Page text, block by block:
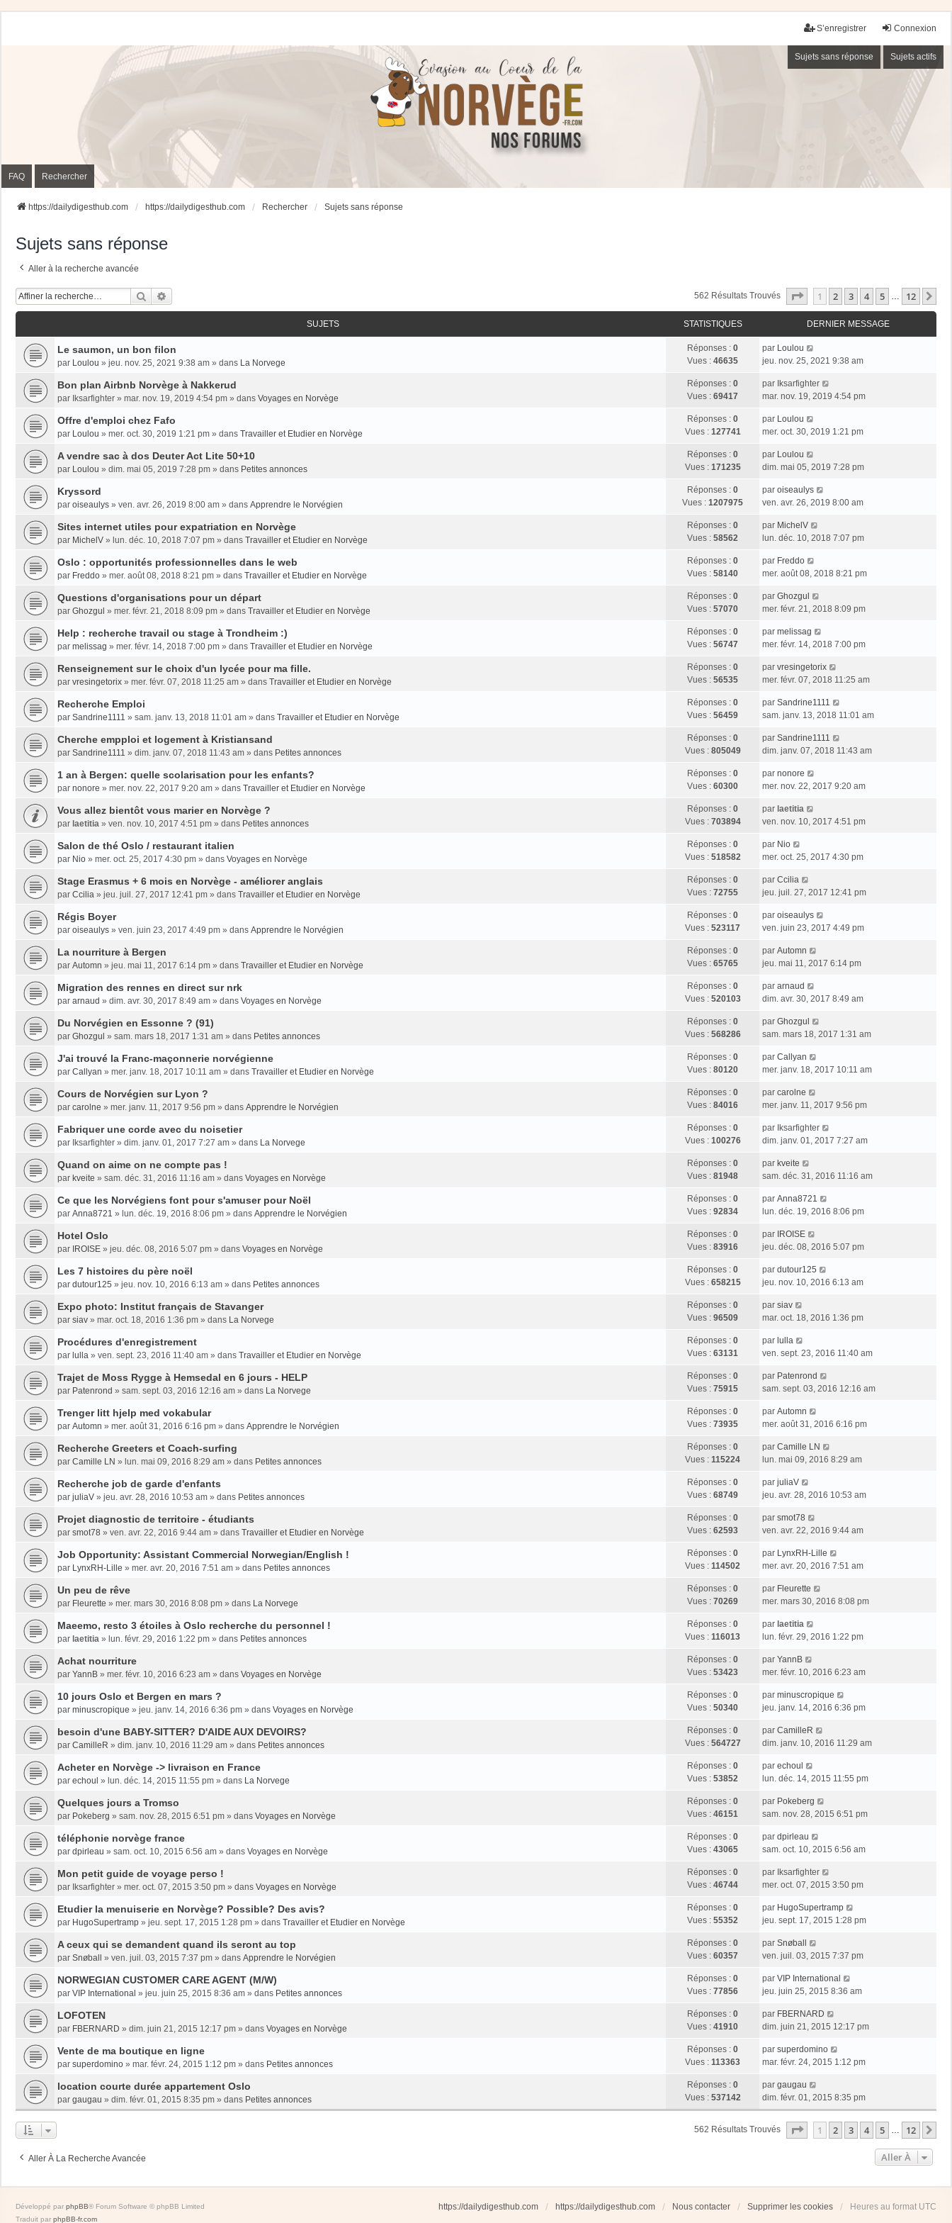
Connexion
S’enregistrer
Sujets sans réponse Sujets actifs
FAQ Rechercher
https://dailydigesthub.com https://dailydigesthub.com Rechercher Sujets sans réponse
Sujets sans réponse
Aller à la recherche avancée
Rechercher 562 Résultats Trouvés Page Sur12
1 2 3 4 5 … 12
SUJETS STATISTIQUES DERNIER MESSAGE
Le saumon, un bon filon
par Loulou » jeu. nov. 25, 2021 9:38 am » dans La Norvege
Réponses : 0
Vues : 46635
par Loulou
jeu. nov. 25, 2021 9:38 am
Bon plan Airbnb Norvège à Nakkerud
par Iksarfighter » mar. nov. 19, 2019 4:54 pm » dans Voyages en Norvège
Réponses : 0
Vues : 69417
par Iksarfighter
mar. nov. 19, 2019 4:54 pm
Offre d'emploi chez Fafo
par Loulou » mer. oct. 30, 2019 1:21 pm » dans Travailler et Etudier en Norvège
Réponses : 0
Vues : 127741
par Loulou
mer. oct. 30, 2019 1:21 pm
A vendre sac à dos Deuter Act Lite 50+10
par Loulou » dim. mai 05, 2019 7:28 pm » dans Petites annonces
Réponses : 0
Vues : 171235
par Loulou
dim. mai 05, 2019 7:28 pm
Kryssord
par oiseaulys » ven. avr. 26, 2019 8:00 am » dans Apprendre le Norvégien
Réponses : 0
Vues : 1207975
par oiseaulys
ven. avr. 26, 2019 8:00 am
Sites internet utiles pour expatriation en Norvège
par MichelV » lun. déc. 10, 2018 7:07 pm » dans Travailler et Etudier en Norvège
Réponses : 0
Vues : 58562
par MichelV
lun. déc. 10, 2018 7:07 pm
Oslo : opportunités professionnelles dans le web
par Freddo » mer. août 08, 2018 8:21 pm » dans Travailler et Etudier en Norvège
Réponses : 0
Vues : 58140
par Freddo
mer. août 08, 2018 8:21 pm
Questions d'organisations pour un départ
par Ghozgul » mer. févr. 21, 2018 8:09 pm » dans Travailler et Etudier en Norvège
Réponses : 0
Vues : 57070
par Ghozgul
mer. févr. 21, 2018 8:09 pm
Help : recherche travail ou stage à Trondheim :)
par melissag » mer. févr. 14, 2018 7:00 pm » dans Travailler et Etudier en Norvège
Réponses : 0
Vues : 56747
par melissag
mer. févr. 14, 2018 7:00 pm
Renseignement sur le choix d'un lycée pour ma fille.
par vresingetorix » mer. févr. 07, 2018 11:25 am » dans Travailler et Etudier en Norvège
Réponses : 0
Vues : 56535
par vresingetorix
mer. févr. 07, 2018 11:25 am
Recherche Emploi
par Sandrine1111 » sam. janv. 13, 2018 11:01 am » dans Travailler et Etudier en Norvège
Réponses : 0
Vues : 56459
par Sandrine1111
sam. janv. 13, 2018 11:01 am
Cherche empploi et logement à Kristiansand
par Sandrine1111 » dim. janv. 07, 2018 11:43 am » dans Petites annonces
Réponses : 0
Vues : 805049
par Sandrine1111
dim. janv. 07, 2018 11:43 am
1 an à Bergen: quelle scolarisation pour les enfants?
par nonore » mer. nov. 22, 2017 9:20 am » dans Travailler et Etudier en Norvège
Réponses : 0
Vues : 60300
par nonore
mer. nov. 22, 2017 9:20 am
Vous allez bientôt vous marier en Norvège ?
par laetitia » ven. nov. 10, 2017 4:51 pm » dans Petites annonces
Réponses : 0
Vues : 703894
par laetitia
ven. nov. 10, 2017 4:51 pm
Salon de thé Oslo / restaurant italien
par Nio » mer. oct. 25, 2017 4:30 pm » dans Voyages en Norvège
Réponses : 0
Vues : 518582
par Nio
mer. oct. 25, 2017 4:30 pm
Stage Erasmus + 6 mois en Norvège - améliorer anglais
par Ccilia » jeu. juil. 27, 2017 12:41 pm » dans Travailler et Etudier en Norvège
Réponses : 0
Vues : 72755
par Ccilia
jeu. juil. 27, 2017 12:41 pm
Régis Boyer
par oiseaulys » ven. juin 23, 2017 4:49 pm » dans Apprendre le Norvégien
Réponses : 0
Vues : 523117
par oiseaulys
ven. juin 23, 2017 4:49 pm
La nourriture à Bergen
par Automn » jeu. mai 11, 2017 6:14 pm » dans Travailler et Etudier en Norvège
Réponses : 0
Vues : 65765
par Automn
jeu. mai 11, 2017 6:14 pm
Migration des rennes en direct sur nrk
par arnaud » dim. avr. 30, 2017 8:49 am » dans Voyages en Norvège
Réponses : 0
Vues : 520103
par arnaud
dim. avr. 30, 2017 8:49 am
Du Norvégien en Essonne ? (91)
par Ghozgul » sam. mars 18, 2017 1:31 am » dans Petites annonces
Réponses : 0
Vues : 568286
par Ghozgul
sam. mars 18, 2017 1:31 am
J'ai trouvé la Franc-maçonnerie norvégienne
par Callyan » mer. janv. 18, 2017 10:11 am » dans Travailler et Etudier en Norvège
Réponses : 0
Vues : 80120
par Callyan
mer. janv. 18, 2017 10:11 am
Cours de Norvégien sur Lyon ?
par carolne » mer. janv. 11, 2017 9:56 pm » dans Apprendre le Norvégien
Réponses : 0
Vues : 84016
par carolne
mer. janv. 11, 2017 9:56 pm
Fabriquer une corde avec du noisetier
par Iksarfighter » dim. janv. 01, 2017 7:27 am » dans La Norvege
Réponses : 0
Vues : 100276
par Iksarfighter
dim. janv. 01, 2017 7:27 am
Quand on aime on ne compte pas !
par kveite » sam. déc. 31, 2016 11:16 am » dans Voyages en Norvège
Réponses : 0
Vues : 81948
par kveite
sam. déc. 31, 2016 11:16 am
Ce que les Norvégiens font pour s'amuser pour Noël
par Anna8721 » lun. déc. 19, 2016 8:06 pm » dans Apprendre le Norvégien
Réponses : 0
Vues : 92834
par Anna8721
lun. déc. 19, 2016 8:06 pm
Hotel Oslo
par IROISE » jeu. déc. 08, 2016 5:07 pm » dans Voyages en Norvège
Réponses : 0
Vues : 83916
par IROISE
jeu. déc. 08, 2016 5:07 pm
Les 7 histoires du père noël
par dutour125 » jeu. nov. 10, 2016 6:13 am » dans Petites annonces
Réponses : 0
Vues : 658215
par dutour125
jeu. nov. 10, 2016 6:13 am
Expo photo: Institut français de Stavanger
par siav » mar. oct. 18, 2016 1:36 pm » dans La Norvege
Réponses : 0
Vues : 96509
par siav
mar. oct. 18, 2016 1:36 pm
Procédures d'enregistrement
par lulla » ven. sept. 23, 2016 11:40 am » dans Travailler et Etudier en Norvège
Réponses : 0
Vues : 63131
par lulla
ven. sept. 23, 2016 11:40 am
Trajet de Moss Rygge à Hemsedal en 6 jours - HELP
par Patenrond » sam. sept. 03, 2016 12:16 am » dans La Norvege
Réponses : 0
Vues : 75915
par Patenrond
sam. sept. 03, 2016 12:16 am
Trenger litt hjelp med vokabular
par Automn » mer. août 31, 2016 6:16 pm » dans Apprendre le Norvégien
Réponses : 0
Vues : 73935
par Automn
mer. août 31, 2016 6:16 pm
Recherche Greeters et Coach-surfing
par Camille LN » lun. mai 09, 2016 8:29 am » dans Petites annonces
Réponses : 0
Vues : 115224
par Camille LN
lun. mai 09, 2016 8:29 am
Recherche job de garde d'enfants
par juliaV » jeu. avr. 28, 2016 10:53 am » dans Petites annonces
Réponses : 0
Vues : 68749
par juliaV
jeu. avr. 28, 2016 10:53 am
Projet diagnostic de territoire - étudiants
par smot78 » ven. avr. 22, 2016 9:44 am » dans Travailler et Etudier en Norvège
Réponses : 0
Vues : 62593
par smot78
ven. avr. 22, 2016 9:44 am
Job Opportunity: Assistant Commercial Norwegian/English !
par LynxRH-Lille » mer. avr. 20, 2016 7:51 am » dans Petites annonces
Réponses : 0
Vues : 114502
par LynxRH-Lille
mer. avr. 20, 2016 7:51 am
Un peu de rêve
par Fleurette » mer. mars 30, 2016 8:08 pm » dans La Norvege
Réponses : 0
Vues : 70269
par Fleurette
mer. mars 30, 2016 8:08 pm
Maeemo, resto 3 étoiles à Oslo recherche du personnel !
par laetitia » lun. févr. 29, 2016 1:22 pm » dans Petites annonces
Réponses : 0
Vues : 116013
par laetitia
lun. févr. 29, 2016 1:22 pm
Achat nourriture
par YannB » mer. févr. 10, 2016 6:23 am » dans Voyages en Norvège
Réponses : 0
Vues : 53423
par YannB
mer. févr. 10, 2016 6:23 am
10 jours Oslo et Bergen en mars ?
par minuscropique » jeu. janv. 14, 2016 6:36 pm » dans Voyages en Norvège
Réponses : 0
Vues : 50340
par minuscropique
jeu. janv. 14, 2016 6:36 pm
besoin d'une BABY-SITTER? D'AIDE AUX DEVOIRS?
par CamilleR » dim. janv. 10, 2016 11:29 am » dans Petites annonces
Réponses : 0
Vues : 564727
par CamilleR
dim. janv. 10, 2016 11:29 am
Acheter en Norvège -> livraison en France
par echoul » lun. déc. 14, 2015 11:55 pm » dans La Norvege
Réponses : 0
Vues : 53852
par echoul
lun. déc. 14, 2015 11:55 pm
Quelques jours a Tromso
par Pokeberg » sam. nov. 28, 2015 6:51 pm » dans Voyages en Norvège
Réponses : 0
Vues : 46151
par Pokeberg
sam. nov. 28, 2015 6:51 pm
téléphonie norvège france
par dpirleau » sam. oct. 10, 2015 6:56 am » dans Voyages en Norvège
Réponses : 0
Vues : 43065
par dpirleau
sam. oct. 10, 2015 6:56 am
Mon petit guide de voyage perso !
par Iksarfighter » mer. oct. 07, 2015 3:50 pm » dans Voyages en Norvège
Réponses : 0
Vues : 46744
par Iksarfighter
mer. oct. 07, 2015 3:50 pm
Etudier la menuiserie en Norvège? Possible? Des avis?
par HugoSupertramp » jeu. sept. 17, 2015 1:28 pm » dans Travailler et Etudier en Norvège
Réponses : 0
Vues : 55352
par HugoSupertramp
jeu. sept. 17, 2015 1:28 pm
A ceux qui se demandent quand ils seront au top
par Snøball » ven. juil. 03, 2015 7:37 pm » dans Apprendre le Norvégien
Réponses : 0
Vues : 60357
par Snøball
ven. juil. 03, 2015 7:37 pm
NORWEGIAN CUSTOMER CARE AGENT (M/W)
par VIP International » jeu. juin 25, 2015 8:36 am » dans Petites annonces
Réponses : 0
Vues : 77856
par VIP International
jeu. juin 25, 2015 8:36 am
LOFOTEN
par FBERNARD » dim. juin 21, 2015 12:17 pm » dans Voyages en Norvège
Réponses : 0
Vues : 41910
par FBERNARD
dim. juin 21, 2015 12:17 pm
Vente de ma boutique en ligne
par superdomino » mar. févr. 24, 2015 1:12 pm » dans Petites annonces
Réponses : 0
Vues : 113363
par superdomino
mar. févr. 24, 2015 1:12 pm
location courte durée appartement Oslo
par gaugau » dim. févr. 01, 2015 8:35 pm » dans Petites annonces
Réponses : 0
Vues : 537142
par gaugau
dim. févr. 01, 2015 8:35 pm
562 Résultats Trouvés Page Sur12
1 2 3 4 5 … 12
Aller À La Recherche Avancée Aller À
https://dailydigesthub.com https://dailydigesthub.com Nous contacter Supprimer les cookies Heures au format UTC
Développé par phpBB® Forum Software © phpBB Limited
Traduit par phpBB-fr.com